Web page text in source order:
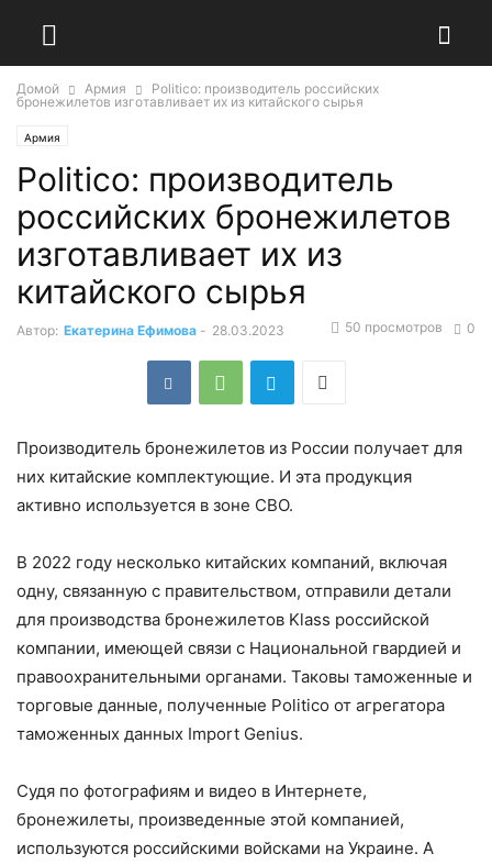
Домой Армия
Politico: производитель российских
бронежилетов изготавливает их из китайского сырья
Армия
Politico: производитель
российских бронежилетов
изготавливает их из
китайского сырья
Автор: Екатерина Ефимова - 28.03.2023 0
50 просмотров
Производитель бронежилетов из России получает для
них китайские комплектующие. И эта продукция
активно используется в зоне СВО.
В 2022 году несколько китайских компаний, включая
одну, связанную с правительством, отправили детали
для производства бронежилетов Klass российской
компании, имеющей связи с Национальной гвардией и
правоохранительными органами. Таковы таможенные и
торговые данные, полученные Politico от агрегатора
таможенных данных Import Genius.
Судя по фотографиям и видео в Интернете,
бронежилеты, произведенные этой компанией,
используются российскими войсками на Украине. А